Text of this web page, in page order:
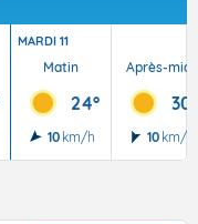
MARDI 11
Matin
24°
10 km/h
Après-midi
30°
10 km/h